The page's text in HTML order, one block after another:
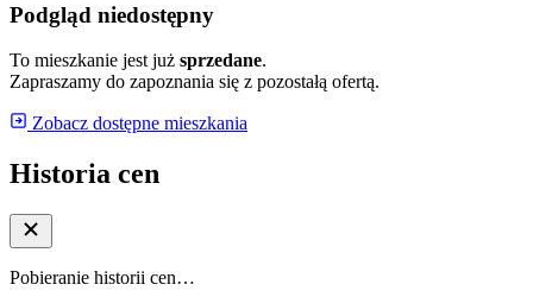
Podgląd niedostępny
To mieszkanie jest już sprzedane.
Zapraszamy do zapoznania się z pozostałą ofertą.
Zobacz dostępne mieszkania
Historia cen
Pobieranie historii cen…